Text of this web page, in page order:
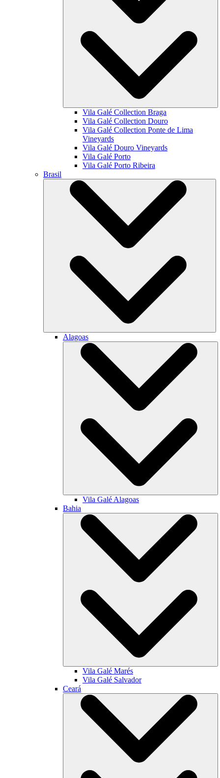
Vila Galé Collection Braga
Vila Galé Collection Douro
Vila Galé Collection Ponte de Lima
Vineyards
Vila Galé Douro Vineyards
Vila Galé Porto
Vila Galé Porto Ribeira
Brasil
Alagoas
Vila Galé Alagoas
Bahia
Vila Galé Marés
Vila Galé Salvador
Ceará